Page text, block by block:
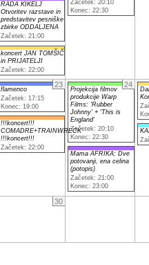
RADA KIKELJ
Otvoritev razstave in
predstavitev pesniške
zbirke ODDALJENA
Začetek: 21:00
koncert JAN TOMŠIČ
in PRIJATELJI
Začetek: 22:00
Začetek: 20:10
Konec: 22:30
23
flamenco
Začetek: 17:15
Konec: 19:00
!!!koncert!!!
COMADRE+TRAINWRECK
!!!koncert!!!
Začetek: 22:00
24
Projekcija filmov
produkcije Warp
Films: 'Rubber
Johnny' + 'This is
England'
Začetek: 20:10
Konec: 22:30
Mama AFRIKA: Dve
potovanji, ena celina
(potopis)
Začetek: 21:00
Konec: 23:00
30